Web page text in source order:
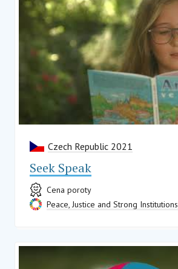
Czech Republic 2021
Seek Speak
Cena poroty
Peace, Justice and Strong Institutions